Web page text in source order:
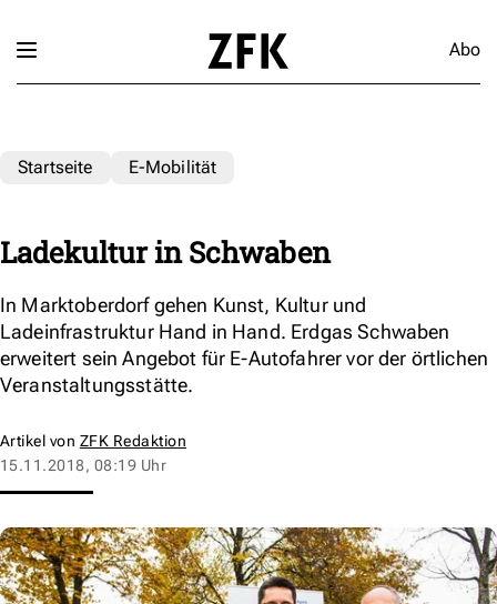
Abo
Startseite E-Mobilität
Ladekultur in Schwaben
In Marktoberdorf gehen Kunst, Kultur und
Ladeinfrastruktur Hand in Hand. Erdgas Schwaben
erweitert sein Angebot für E-Autofahrer vor der örtlichen
Veranstaltungsstätte.
Artikel von ZFK Redaktion
15.11.2018, 08:19 Uhr